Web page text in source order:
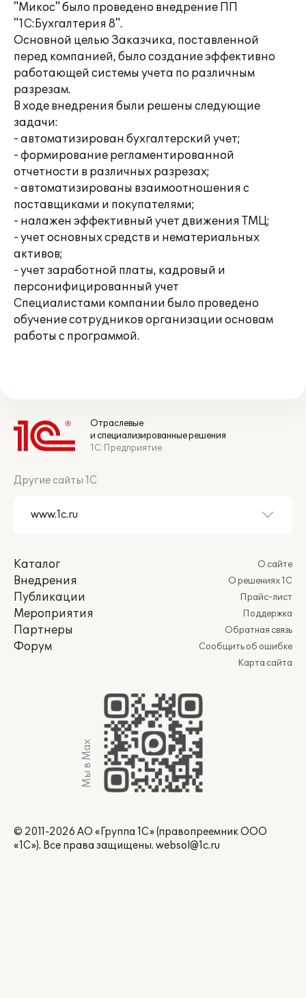
"Микос" было проведено внедрение ПП
"1С:Бухгалтерия 8".
Основной целью Заказчика, поставленной
перед компанией, было создание эффективно
работающей системы учета по различным
разрезам.
В ходе внедрения были решены следующие
задачи:
- автоматизирован бухгалтерский учет;
- формирование регламентированной
отчетности в различных разрезах;
- автоматизированы взаимоотношения с
поставщиками и покупателями;
- налажен эффективный учет движения ТМЦ;
- учет основных средств и нематериальных
активов;
- учет заработной платы, кадровый и
персонифицированный учет
Специалистами компании было проведено
обучение сотрудников организации основам
работы с программой.
Отраслевые
и специализированные решения
1С:Предприятие
Другие сайты 1С
Каталог
Внедрения
Публикации
Мероприятия
Партнеры
Форум
О сайте
О решениях 1С
Прайс-лист
Поддержка
Обратная связь
Сообщить об ошибке
Карта сайта
Мы в Max
© 2011-2026 АО «Группа 1С» (правопреемник ООО
«1С»). Все права защищены. websol@1c.ru